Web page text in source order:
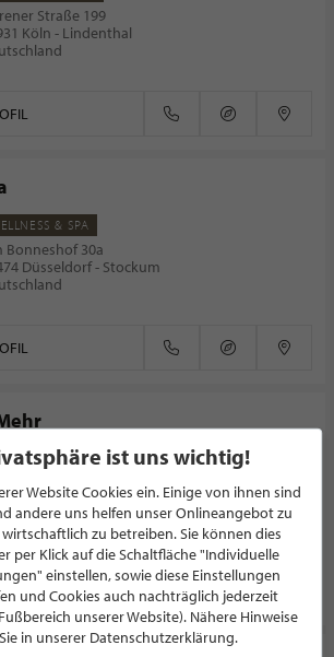
Straße 199
Köln - Lindenthal
& SPA
Bonneshof 30a
Düsseldorf - Stockum
5.0(2)
Straße 101
Hürth
ist uns wichtig!
Website Cookies ein. Einige von ihnen sind
andere uns helfen unser Onlineangebot zu
zu betreiben. Sie können dies
per Klick auf die Schaltfläche "Individuelle
einstellen, sowie diese Einstellungen
und Cookies auch nachträglich jederzeit
unserer Website). Nähere Hinweise
in unserer Datenschutzerklärung.